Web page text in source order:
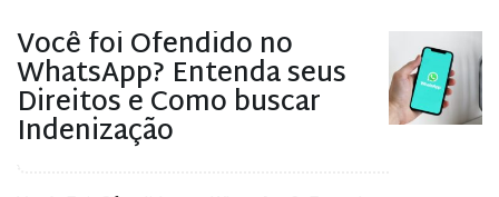
Você foi Ofendido no
WhatsApp? Entenda seus
Direitos e Como buscar
Indenização